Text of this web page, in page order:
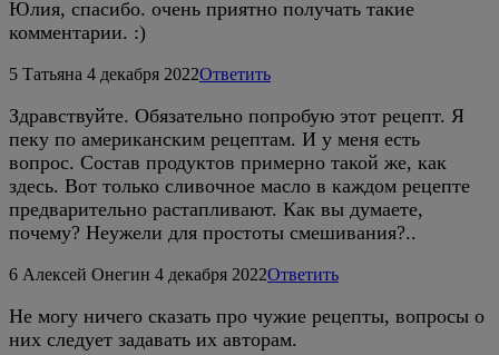
Юлия, спасибо. очень приятно получать такие
комментарии. :)
5 Татьяна 4 декабря 2022Ответить
Здравствуйте. Обязательно попробую этот рецепт. Я
пеку по американским рецептам. И у меня есть
вопрос. Состав продуктов примерно такой же, как
здесь. Вот только сливочное масло в каждом рецепте
предварительно растапливают. Как вы думаете,
почему? Неужели для простоты смешивания?..
6 Алексей Онегин 4 декабря 2022Ответить
Не могу ничего сказать про чужие рецепты, вопросы о
них следует задавать их авторам.